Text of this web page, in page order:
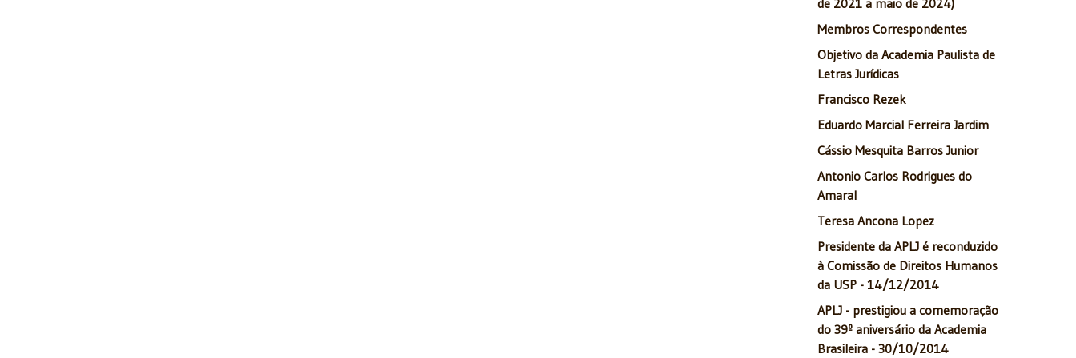
de 2021 a maio de 2024)
Membros Correspondentes
Objetivo da Academia Paulista de
Letras Jurídicas
Francisco Rezek
Eduardo Marcial Ferreira Jardim
Cássio Mesquita Barros Junior
Antonio Carlos Rodrigues do
Amaral
Teresa Ancona Lopez
Presidente da APLJ é reconduzido
à Comissão de Direitos Humanos
da USP - 14/12/2014
APLJ - prestigiou a comemoração
do 39º aniversário da Academia
Brasileira - 30/10/2014